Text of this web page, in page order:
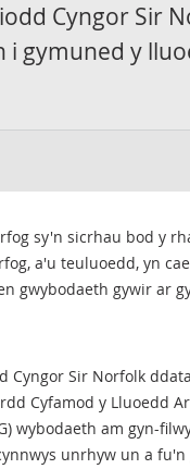
Cyngor Sir
gymuned y
sy'n sicrhau bod y
a'u teuluoedd, yn
gwybodaeth gywir ar
Cyngor Sir Norfolk
Cyfamod y Lluoedd
wybodaeth am gyn-
unrhyw un a